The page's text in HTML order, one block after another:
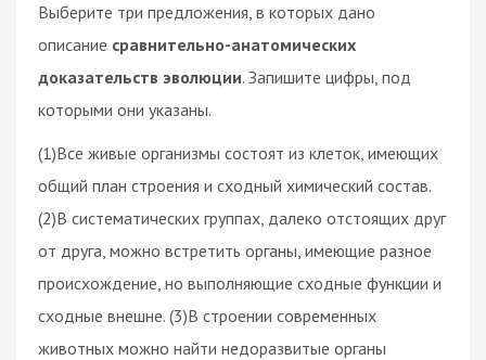
Выберите три предложения, в которых дано
описание сравнительно-анатомических
доказательств эволюции. Запишите цифры, под
которыми они указаны.
(1)Все живые организмы состоят из клеток, имеющих
общий план строения и сходный химический состав.
(2)В систематических группах, далеко отстоящих друг
от друга, можно встретить органы, имеющие разное
происхождение, но выполняющие сходные функции и
сходные внешне. (3)В строении современных
животных можно найти недоразвитые органы